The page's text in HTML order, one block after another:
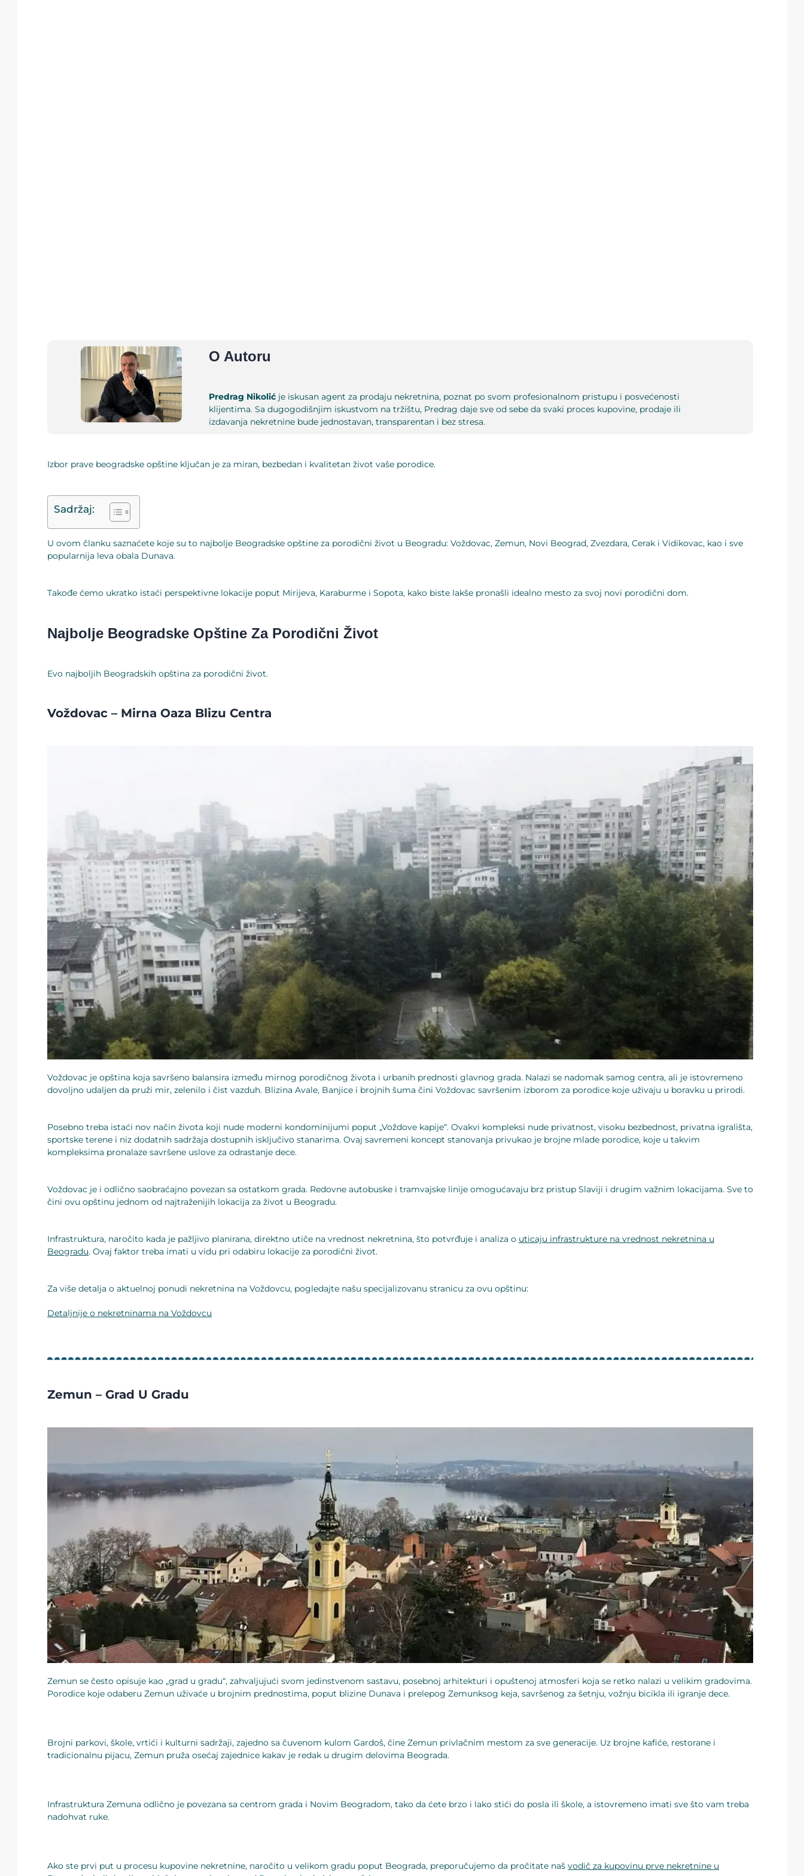
O Autoru
Predrag Nikolić je iskusan agent za prodaju nekretnina, poznat po svom profesionalnom pristupu i posvećenosti
klijentima. Sa dugogodišnjim iskustvom na tržištu, Predrag daje sve od sebe da svaki proces kupovine, prodaje ili
izdavanja nekretnine bude jednostavan, transparentan i bez stresa.
Izbor prave beogradske opštine ključan je za miran, bezbedan i kvalitetan život vaše porodice.
Sadržaj:
U ovom članku saznaćete koje su to najbolje Beogradske opštine za porodični život u Beogradu: Voždovac, Zemun, Novi Beograd, Zvezdara, Cerak i Vidikovac, kao i sve
popularnija leva obala Dunava.
Takođe ćemo ukratko istaći perspektivne lokacije poput Mirijeva, Karaburme i Sopota, kako biste lakše pronašli idealno mesto za svoj novi porodični dom.
Najbolje Beogradske Opštine Za Porodični Život
Evo najboljih Beogradskih opština za porodični život.
Voždovac – Mirna Oaza Blizu Centra
Voždovac je opština koja savršeno balansira između mirnog porodičnog života i urbanih prednosti glavnog grada. Nalazi se nadomak samog centra, ali je istovremeno
dovoljno udaljen da pruži mir, zelenilo i čist vazduh. Blizina Avale, Banjice i brojnih šuma čini Voždovac savršenim izborom za porodice koje uživaju u boravku u prirodi.
Posebno treba istaći nov način života koji nude moderni kondominijumi poput „Voždove kapije“. Ovakvi kompleksi nude privatnost, visoku bezbednost, privatna igrališta,
sportske terene i niz dodatnih sadržaja dostupnih isključivo stanarima. Ovaj savremeni koncept stanovanja privukao je brojne mlade porodice, koje u takvim
kompleksima pronalaze savršene uslove za odrastanje dece.
Voždovac je i odlično saobraćajno povezan sa ostatkom grada. Redovne autobuske i tramvajske linije omogućavaju brz pristup Slaviji i drugim važnim lokacijama. Sve to
čini ovu opštinu jednom od najtraženijih lokacija za život u Beogradu.
Infrastruktura, naročito kada je pažljivo planirana, direktno utiče na vrednost nekretnina, što potvrđuje i analiza o uticaju infrastrukture na vrednost nekretnina u
Beogradu. Ovaj faktor treba imati u vidu pri odabiru lokacije za porodični život.
Za više detalja o aktuelnoj ponudi nekretnina na Voždovcu, pogledajte našu specijalizovanu stranicu za ovu opštinu:
Detaljnije o nekretninama na Voždovcu
Zemun – Grad U Gradu
Zemun se često opisuje kao „grad u gradu“, zahvaljujući svom jedinstvenom sastavu, posebnoj arhitekturi i opuštenoj atmosferi koja se retko nalazi u velikim gradovima.
Porodice koje odaberu Zemun uživaće u brojnim prednostima, poput blizine Dunava i prelepog Zemunksog keja, savršenog za šetnju, vožnju bicikla ili igranje dece.
Brojni parkovi, škole, vrtići i kulturni sadržaji, zajedno sa čuvenom kulom Gardoš, čine Zemun privlačnim mestom za sve generacije. Uz brojne kafiće, restorane i
tradicionalnu pijacu, Zemun pruža osećaj zajednice kakav je redak u drugim delovima Beograda.
Infrastruktura Zemuna odlično je povezana sa centrom grada i Novim Beogradom, tako da ćete brzo i lako stići do posla ili škole, a istovremeno imati sve što vam treba
nadohvat ruke.
Ako ste prvi put u procesu kupovine nekretnine, naročito u velikom gradu poput Beograda, preporučujemo da pročitate naš vodič za kupovinu prve nekretnine u